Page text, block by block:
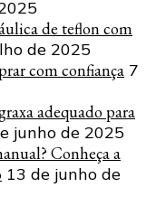
de teflon com
de 2025
com confiança 7
adequado para
junho de 2025
Conheça a
13 de junho de